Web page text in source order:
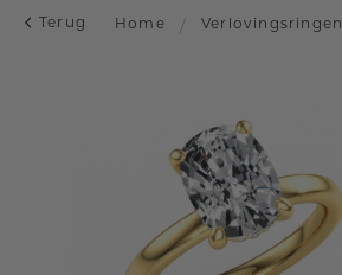
Terug Home / Verlovingsringen